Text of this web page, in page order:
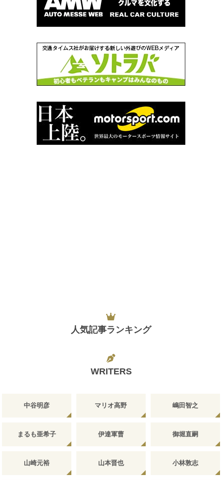
人気記事ランキング
WRITERS
中谷明彦 マリオ高野 嶋田智之
まるも亜希子 伊達軍曹 御堀直嗣
山崎元裕 山本晋也 小林敦志